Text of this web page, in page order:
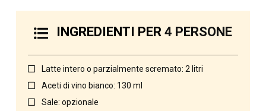
INGREDIENTI PER4 PERSONE
Latte intero o parzialmente scremato: 2 litri
Aceti di vino bianco: 130 ml
Sale: opzionale